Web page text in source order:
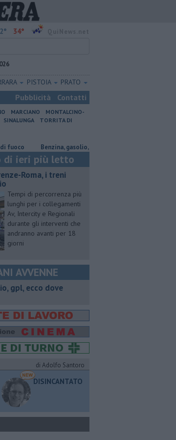
34°
PISTOIA PRATO
Pubblicità Contatti
MARCIANO
MONTALCINO-
SINALUNGA
TORRITA DI
​Benzina, gasolio, gpl, ecco dove risparmiare
di ieri più letto
Roma, i treni
Tempi di percorrenza più
lunghi per i collegamenti
Av, Intercity e Regionali
durante gli interventi che
andranno avanti per 18
giorni
AVVENNE
gpl, ecco dove
di Adolfo Santoro
DISINCANTATO